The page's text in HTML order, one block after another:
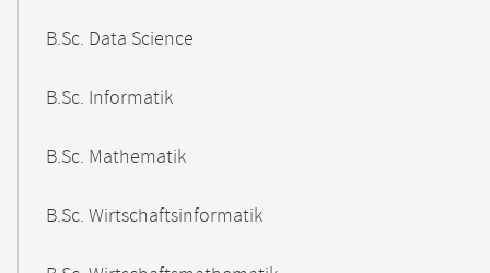
B.Sc. Data Science
B.Sc. Informatik
B.Sc. Mathematik
B.Sc. Wirtschaftsinformatik